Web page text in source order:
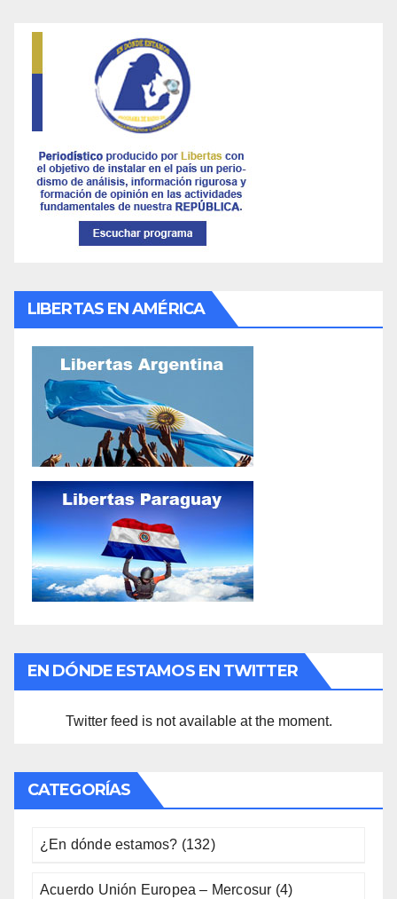
LIBERTAS EN AMÉRICA
EN DÓNDE ESTAMOS EN TWITTER
Twitter feed is not available at the moment.
CATEGORÍAS
¿En dónde estamos? (132)
Acuerdo Unión Europea – Mercosur (4)